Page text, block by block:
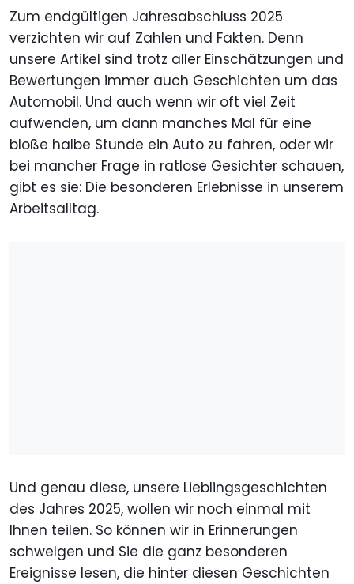
Zum endgültigen Jahresabschluss 2025
verzichten wir auf Zahlen und Fakten. Denn
unsere Artikel sind trotz aller Einschätzungen und
Bewertungen immer auch Geschichten um das
Automobil. Und auch wenn wir oft viel Zeit
aufwenden, um dann manches Mal für eine
bloße halbe Stunde ein Auto zu fahren, oder wir
bei mancher Frage in ratlose Gesichter schauen,
gibt es sie: Die besonderen Erlebnisse in unserem
Arbeitsalltag.
Und genau diese, unsere Lieblingsgeschichten
des Jahres 2025, wollen wir noch einmal mit
Ihnen teilen. So können wir in Erinnerungen
schwelgen und Sie die ganz besonderen
Ereignisse lesen, die hinter diesen Geschichten